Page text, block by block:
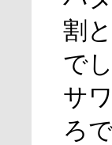
割
で
サ
ろ